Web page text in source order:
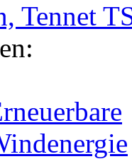
Tennet